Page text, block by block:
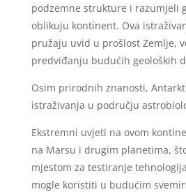
podzemne strukture i razumjeli
oblikuju kontinent. Ova
pružaju uvid u prošlost Zemlje,
predviđanju budućih geoloških
Osim prirodnih znanosti,
istraživanja u području
Ekstremni uvjeti na ovom
na Marsu i drugim planetima,
mjestom za testiranje
mogle koristiti u budućim